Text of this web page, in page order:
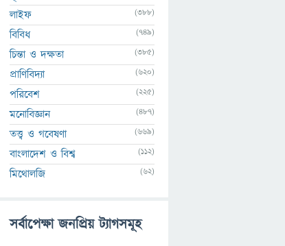
লাইফ (388)
বিবিধ (749)
চিন্তা ও দক্ষতা (385)
প্রাণিবিদ্যা (620)
পরিবেশ (225)
মনোবিজ্ঞান (487)
তত্ত্ব ও গবেষণা (669)
বাংলাদেশ ও বিশ্ব (112)
মিথোলজি (62)
সর্বাপেক্ষা জনপ্রিয় ট্যাগসমূহ